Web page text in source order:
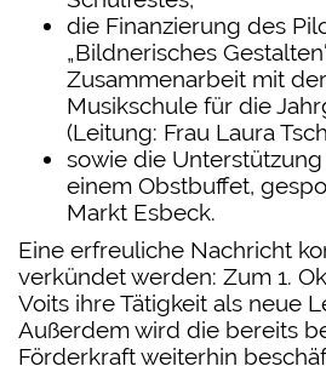
die Finanzierung des
„Bildnerisches
Zusammenarbeit mit
Musikschule für die
(Leitung: Frau Laura
sowie die
einem Obstbuﬀet,
Markt Esbeck.
Eine erfreuliche Nachricht
verkündet werden: Zum 1.
Voits ihre Tätigkeit als neue
Außerdem wird die bereits
Förderkraft weiterhin